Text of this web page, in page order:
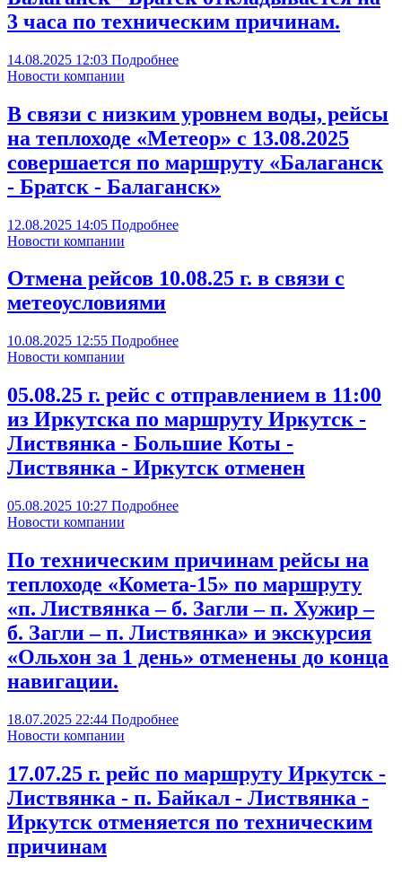
3 часа по техническим причинам.
14.08.2025 12:03 Подробнее
Новости компании
В связи с низким уровнем воды, рейсы
на теплоходе «Метеор» с 13.08.2025
совершается по маршруту «Балаганск
- Братск - Балаганск»
12.08.2025 14:05 Подробнее
Новости компании
Отмена рейсов 10.08.25 г. в связи с
метеоусловиями
10.08.2025 12:55 Подробнее
Новости компании
05.08.25 г. рейс с отправлением в 11:00
из Иркутска по маршруту Иркутск -
Листвянка - Большие Коты -
Листвянка - Иркутск отменен
05.08.2025 10:27 Подробнее
Новости компании
По техническим причинам рейсы на
теплоходе «Комета-15» по маршруту
«п. Листвянка – б. Загли – п. Хужир –
б. Загли – п. Листвянка» и экскурсия
«Ольхон за 1 день» отменены до конца
навигации.
18.07.2025 22:44 Подробнее
Новости компании
17.07.25 г. рейс по маршруту Иркутск -
Листвянка - п. Байкал - Листвянка -
Иркутск отменяется по техническим
причинам